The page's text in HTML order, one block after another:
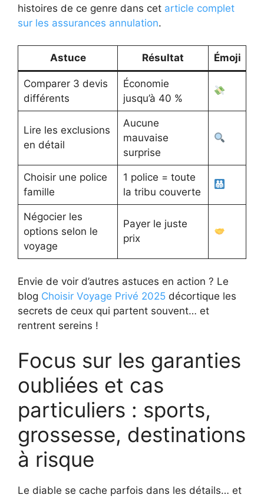
histoires de ce genre dans cet article complet
sur les assurances annulation.
Astuce Résultat Émoji
Comparer 3 devis
différents
Économie
jusqu’à 40 %
Lire les exclusions
en détail
Aucune
mauvaise
surprise
Choisir une police
famille
1 police = toute
la tribu couverte
Négocier les
options selon le
voyage
Payer le juste
prix
Envie de voir d’autres astuces en action ? Le
blog Choisir Voyage Privé 2025 décortique les
secrets de ceux qui partent souvent… et
rentrent sereins !
Focus sur les garanties
oubliées et cas
particuliers : sports,
grossesse, destinations
à risque
Le diable se cache parfois dans les détails… et